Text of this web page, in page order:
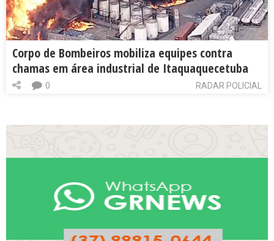
Corpo de Bombeiros mobiliza equipes contra
chamas em área industrial de Itaquaquecetuba
RADAR POLICIAL
0